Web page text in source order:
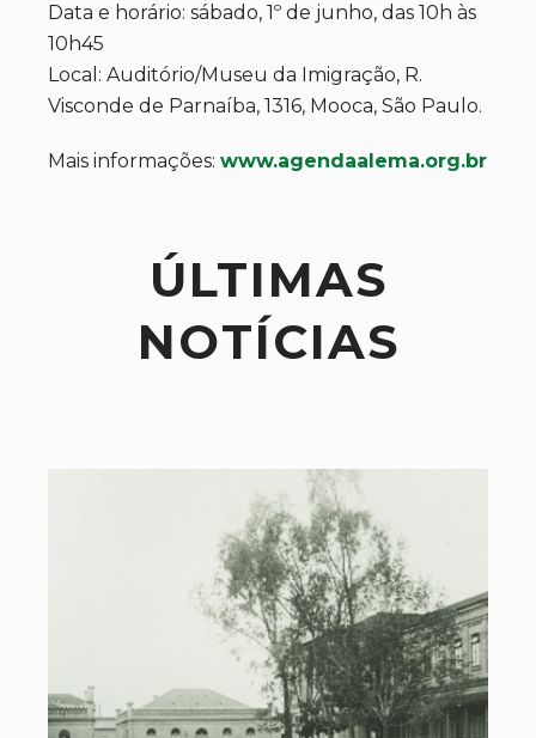
Data e horário: sábado, 1º de junho, das 10h às
10h45
Local: Auditório/Museu da Imigração, R.
Visconde de Parnaíba, 1316, Mooca, São Paulo.
Mais informações: www.agendaalema.org.br
ÚLTIMAS
NOTÍCIAS